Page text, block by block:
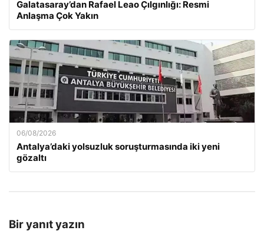
Galatasaray’dan Rafael Leao Çılgınlığı: Resmi
Anlaşma Çok Yakın
06/08/2026
Antalya’daki yolsuzluk soruşturmasında iki yeni
gözaltı
Bir yanıt yazın